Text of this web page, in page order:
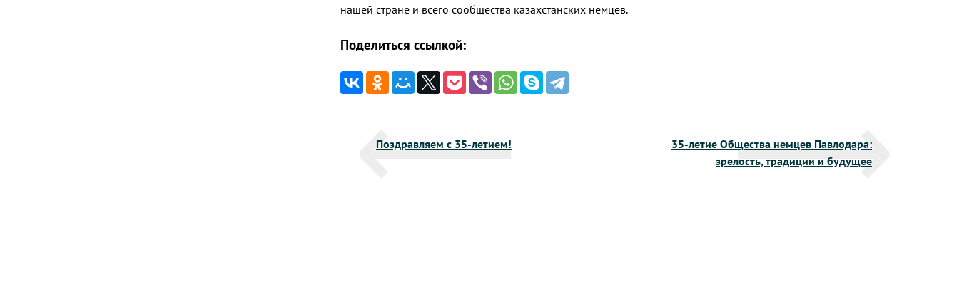
нашей стране и всего сообщества казахстанских немцев.
Поделиться ссылкой:
Поздравляем с 35-летием!
35-летие Общества немцев Павлодара:
зрелость, традиции и будущее